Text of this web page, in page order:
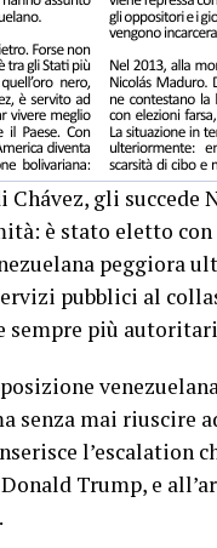
Chávez, gli
è stato eletto con
peggiora
pubblici al
più
senza mai riuscire
l’escalation
Trump, e